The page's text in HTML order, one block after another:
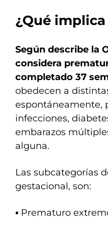
¿Qué
Según describe la
considera
completado 37
obedecen a
espontáneamente,
infecciones,
embarazos
alguna.
Las subcategorías
gestacional, son:
▪️ Prematuro